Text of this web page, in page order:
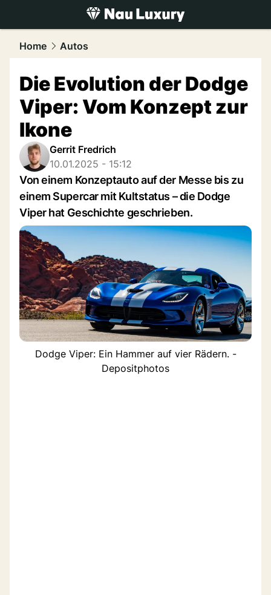
luxury.NAU.ch
Home Autos
Die Evolution der Dodge
Viper: Vom Konzept zur
Ikone
Gerrit Fredrich
10.01.2025 - 15:12
Von einem Konzeptauto auf der Messe bis zu
einem Supercar mit Kultstatus – die Dodge
Viper hat Geschichte geschrieben.
Dodge Viper: Ein Hammer auf vier Rädern. -
Depositphotos